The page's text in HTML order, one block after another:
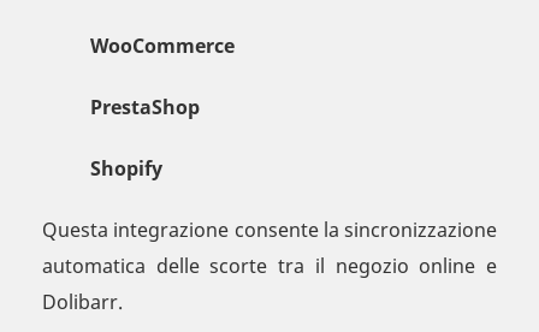
WooCommerce
PrestaShop
Shopify
Questa integrazione consente la sincronizzazione
automatica delle scorte tra il negozio online e
Dolibarr.